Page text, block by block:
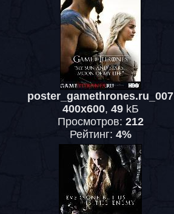
poster_gamethrones.ru_007
400x600, 49kБ
Просмотров: 212
Рейтинг: 4%